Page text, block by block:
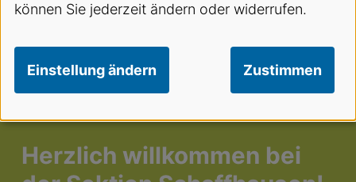
Herzlich willkommen bei
können Sie jederzeit ändern oder widerrufen.
Einstellung ändern Zustimmen